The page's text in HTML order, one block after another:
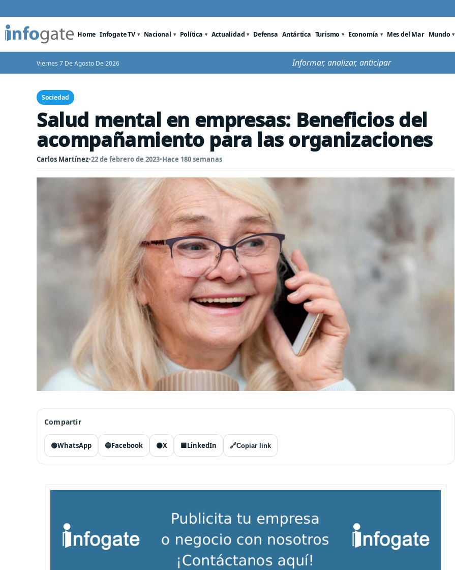
Home Infogate TV Nacional Política Actualidad Defensa Antártica Turismo Economía Mes del Mar Mundo
Viernes 7 De Agosto De 2026 Informar, analizar, anticipar
Sociedad
Salud mental en empresas: Beneficios del
acompañamiento para las organizaciones
Carlos Martínez•22 de febrero de 2023•Hace 180 semanas
Compartir
🟢WhatsApp 🔵Facebook ⚫X 🟦LinkedIn 🔗Copiar link